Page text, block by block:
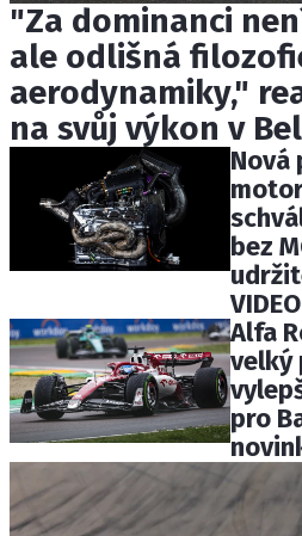
"Za dominanci
ale odlišná
aerodynamiky,"
na svůj výkon v
Nová
bez
VIDEO
Alfa
velký
pro